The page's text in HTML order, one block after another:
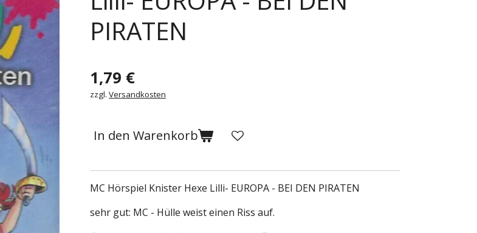
PIRATEN
1,79 €
zzgl. Versandkosten
In den Warenkorb
MC Hörspiel Knister Hexe Lilli- EUROPA - BEI DEN PIRATEN
sehr gut: MC - Hülle weist einen Riss auf.